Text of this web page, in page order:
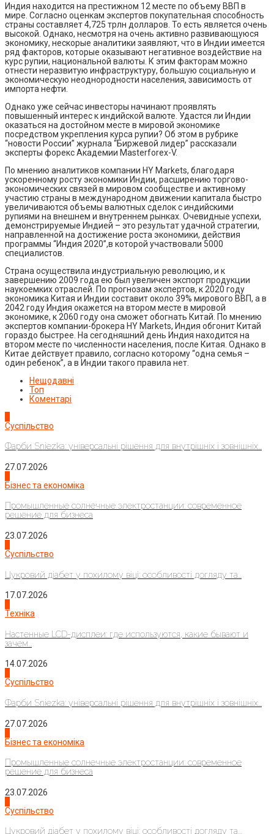
Индия находится на престижном 12 месте по объему ВВП в
мире. Согласно оценкам экспертов покупательная способность
страны составляет 4,725 трлн долларов. То есть является очень
высокой. Однако, несмотря на очень активно развивающуюся
экономику, нескорые аналитики заявляют, что в Индии имеется
ряд факторов, которые оказывают негативное воздействие на
курс рупии, национальной валюты. К этим факторам можно
отнести неразвитую инфраструктуру, большую социальную и
экономическую неоднородности населения, зависимость от
импорта нефти.
Однако уже сейчас инвесторы начинают проявлять
повышенный интерес к индийской валюте. Удастся ли Индии
оказаться на достойном месте в мировой экономике
посредством укрепления курса рупии? Об этом в рубрике
“новости России” журнала “Биржевой лидер” рассказали
эксперты форекс Академии Masterforex-V.
По мнению аналитиков компании HY Markets, благодаря
ускоренному росту экономики Индии, расширению торгово-
экономических связей в мировом сообществе и активному
участию страны в международном движении капитала быстро
увеличиваются объемы валютных сделок с индийскими
рупиями на внешнем и внутреннем рынках. Очевидные успехи,
демонстрируемые Индией – это результат удачной стратегии,
направленной на достижение роста экономики, действия
программы “Индия 2020”,в которой участвовали 5000
специалистов.
Страна осуществила индустриальную революцию, и к
завершению 2009 года ею был увеличен экспорт продукции
наукоемких отраслей. По прогнозам экспертов, к 2020 году
экономика Китая и Индии составит около 39% мирового ВВП, а в
2042 году Индия окажется на втором месте в мировой
экономике, к 2060 году она сможет обогнать Китай. По мнению
экспертов компании-брокера HY Markets, Индия обгонит Китай
гораздо быстрее. На сегодняшний день Индия находится на
втором месте по численности населения, после Китая. Однако в
Китае действует правило, согласно которому “одна семья –
один ребенок”, а в Индии такого правила нет.
Нещодавні
Топ
Коментарі
Суспільство
Фарби Sniezka: універсальні рішення для внутрішніх і зовнішніх...
27.07.2026
Бізнес та економіка
Промышленные солнечные электростанции: современное
решение для бизнеса
23.07.2026
Суспільство
Цукровий діабет у похилому віці: особливості догляду та...
17.07.2026
Техніка
Настенные LCD-дисплеи: где используются, какие бывают и
зачем...
14.07.2026
Суспільство
Фарби Sniezka: універсальні рішення для внутрішніх і зовнішніх...
27.07.2026
Бізнес та економіка
Промышленные солнечные электростанции: современное
решение для бизнеса
23.07.2026
Суспільство
Цукровий діабет у похилому віці: особливості догляду та...